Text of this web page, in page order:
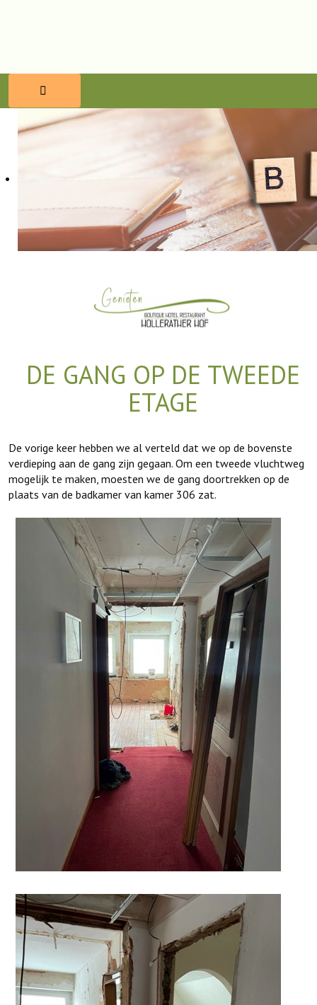
HOME
WELLNESS
DE GANG OP DE TWEEDE
ETAGE
De vorige keer hebben we al verteld dat we op de bovenste
verdieping aan de gang zijn gegaan. Om een tweede vluchtweg
mogelijk te maken, moesten we de gang doortrekken op de
plaats van de badkamer van kamer 306 zat.